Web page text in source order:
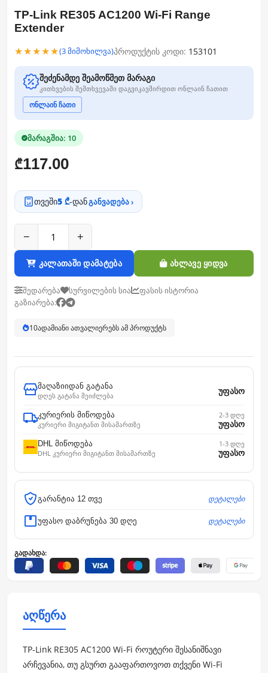
TP-Link RE305 AC1200 Wi-Fi Range
Extender
★★★★★(3 მიმოხილვა)პროდუქტის კოდი: 153101
შეძენამდე შეამოწმეთ მარაგი
კითხვების შემთხვევაში დაგვიკავშირდით ონლაინ ჩათით
ონლაინ ჩათი
მარაგშია: 10
₾117.00
თვეში5 ₾-დანგანვადება ›
− +
კალათაში დამატება ახლავე ყიდვა
შედარება სურვილების სია
ფასის ისტორია
გაზიარება:
9ადამიანი ათვალიერებს ამ პროდუქტს
მაღაზიიდან გატანა
დღეს გატანა შეიძლება
უფასო
კურიერის მიწოდება
კურიერი მიგიტანთ მისამართზე
2-3 დღე
უფასო
DHL მიწოდება
DHL კურიერი მიგიტანთ მისამართზე
1-3 დღე
უფასო
გარანტია 12 თვე დეტალები
უფასო დაბრუნება 30 დღე დეტალები
გადახდა:
აღწერა
TP-Link RE305 AC1200 Wi-Fi როუტერი შესანიშნავი
არჩევანია, თუ გსურთ გააფართოვოთ თქვენი Wi-Fi